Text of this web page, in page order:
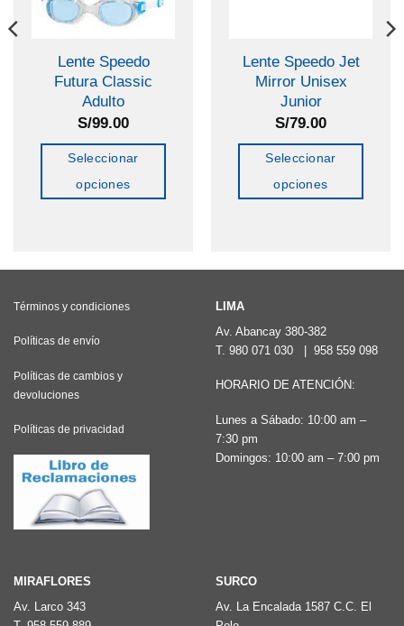
Lente Speedo
Futura Classic
Adulto
S/99.00
Seleccionar
opciones
variantes.
se
elegir
en
la
página
de
Lente Speedo Jet
Mirror Unisex
Junior
S/79.00
Seleccionar
opciones
Las
opciones
se
elegir
en
Términos y condiciones
Políticas de envío
Políticas de cambios y
devoluciones
Políticas de privacidad
LIMA
Av. Abancay 380-382
T. 980 071 030 | 958 559 098
HORARIO DE ATENCIÓN:
Lunes a Sábado: 10:00 am –
7:30 pm
Domingos: 10:00 am – 7:00 pm
MIRAFLORES
Av. Larco 343
SURCO
Av. La Encalada 1587 C.C. El